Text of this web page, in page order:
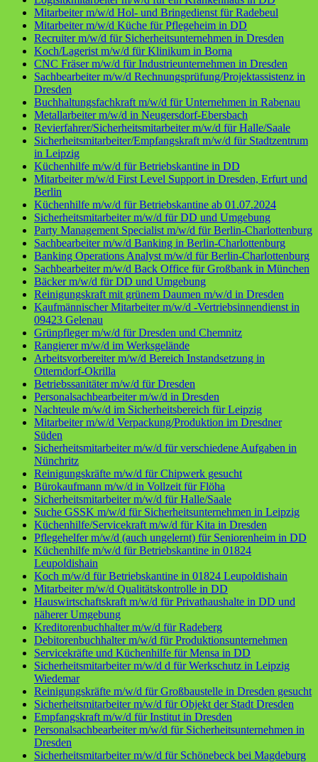
Mitarbeiter m/w/d Hol- und Bringedienst für Radebeul
Mitarbeiter m/w/d Küche für Pflegeheim in DD
Recruiter m/w/d für Sicherheitsunternehmen in Dresden
Koch/Lagerist m/w/d für Klinikum in Borna
CNC Fräser m/w/d für Industrieunternehmen in Dresden
Sachbearbeiter m/w/d Rechnungsprüfung/Projektassistenz in
Dresden
Buchhaltungsfachkraft m/w/d für Unternehmen in Rabenau
Metallarbeiter m/w/d in Neugersdorf-Ebersbach
Revierfahrer/Sicherheitsmitarbeiter m/w/d für Halle/Saale
Sicherheitsmitarbeiter/Empfangskraft m/w/d für Stadtzentrum
in Leipzig
Küchenhilfe m/w/d für Betriebskantine in DD
Mitarbeiter m/w/d First Level Support in Dresden, Erfurt und
Berlin
Küchenhilfe m/w/d für Betriebskantine ab 01.07.2024
Sicherheitsmitarbeiter m/w/d für DD und Umgebung
Party Management Specialist m/w/d für Berlin-Charlottenburg
Sachbearbeiter m/w/d Banking in Berlin-Charlottenburg
Banking Operations Analyst m/w/d für Berlin-Charlottenburg
Sachbearbeiter m/w/d Back Office für Großbank in München
Bäcker m/w/d für DD und Umgebung
Reinigungskraft mit grünem Daumen m/w/d in Dresden
Kaufmännischer Mitarbeiter m/w/d -Vertriebsinnendienst in
09423 Gelenau
Grünpfleger m/w/d für Dresden und Chemnitz
Rangierer m/w/d im Werksgelände
Arbeitsvorbereiter m/w/d Bereich Instandsetzung in
Otterndorf-Okrilla
Betriebssanitäter m/w/d für Dresden
Personalsachbearbeiter m/w/d in Dresden
Nachteule m/w/d im Sicherheitsbereich für Leipzig
Mitarbeiter m/w/d Verpackung/Produktion im Dresdner
Süden
Sicherheitsmitarbeiter m/w/d für verschiedene Aufgaben in
Nünchritz
Reinigungskräfte m/w/d für Chipwerk gesucht
Bürokaufmann m/w/d in Vollzeit für Flöha
Sicherheitsmitarbeiter m/w/d für Halle/Saale
Suche GSSK m/w/d für Sicherheitsunternehmen in Leipzig
Küchenhilfe/Servicekraft m/w/d für Kita in Dresden
Pflegehelfer m/w/d (auch ungelernt) für Seniorenheim in DD
Küchenhilfe m/w/d für Betriebskantine in 01824
Leupoldishain
Koch m/w/d für Betriebskantine in 01824 Leupoldishain
Mitarbeiter m/w/d Qualitätskontrolle in DD
Hauswirtschaftskraft m/w/d für Privathaushalte in DD und
näherer Umgebung
Kreditorenbuchhalter m/w/d für Radeberg
Debitorenbuchhalter m/w/d für Produktionsunternehmen
Servicekräfte und Küchenhilfe für Mensa in DD
Sicherheitsmitarbeiter m/w/d d für Werkschutz in Leipzig
Wiedemar
Reinigungskräfte m/w/d für Großbaustelle in Dresden gesucht
Sicherheitsmitarbeiter m/w/d für Objekt der Stadt Dresden
Empfangskraft m/w/d für Institut in Dresden
Personalsachbearbeiter m/w/d für Sicherheitsunternehmen in
Dresden
Sicherheitsmitarbeiter m/w/d für Schönebeck bei Magdeburg